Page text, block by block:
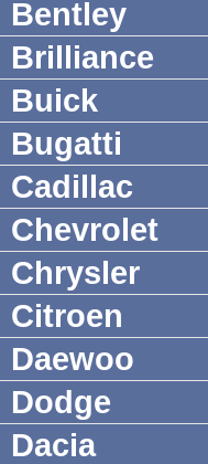
Bentley
Brilliance
Buick
Bugatti
Cadillac
Chevrolet
Chrysler
Citroen
Daewoo
Dodge
Dacia